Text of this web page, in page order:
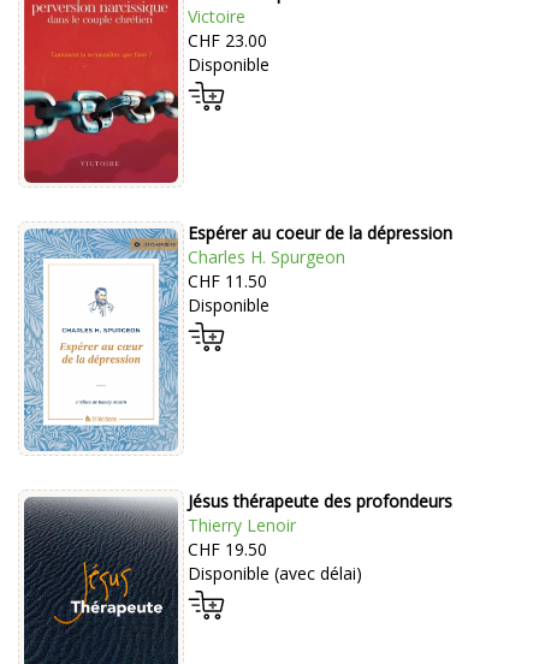
Victoire
CHF 23.00
Disponible
Espérer au coeur de la dépression
Charles H. Spurgeon
CHF 11.50
Disponible
Jésus thérapeute des profondeurs
Thierry Lenoir
CHF 19.50
Disponible (avec délai)